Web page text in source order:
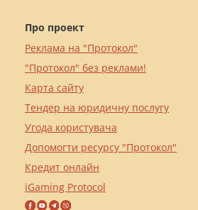
Про проект
Реклама на "Протокол"
"Протокол" без реклами!
Карта сайту
Тендер на юридичну послугу
Угода користувача
Допомогти ресурсу "Протокол"
Кредит онлайн
iGaming Protocol